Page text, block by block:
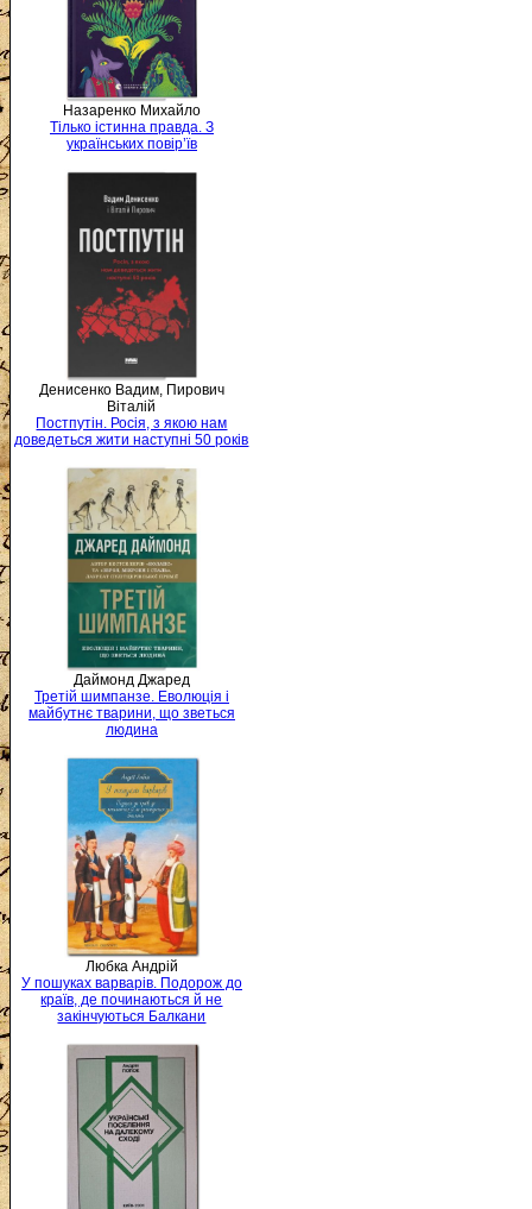
Назаренко Михайло
Тілько істинна правда. З
українських повір’їв
Денисенко Вадим, Пирович
Віталій
Постпутін. Росія, з якою нам
доведеться жити наступні 50 років
Даймонд Джаред
Третій шимпанзе. Еволюція і
майбутнє тварини, що зветься
людина
Любка Андрій
У пошуках варварів. Подорож до
країв, де починаються й не
закінчуються Балкани